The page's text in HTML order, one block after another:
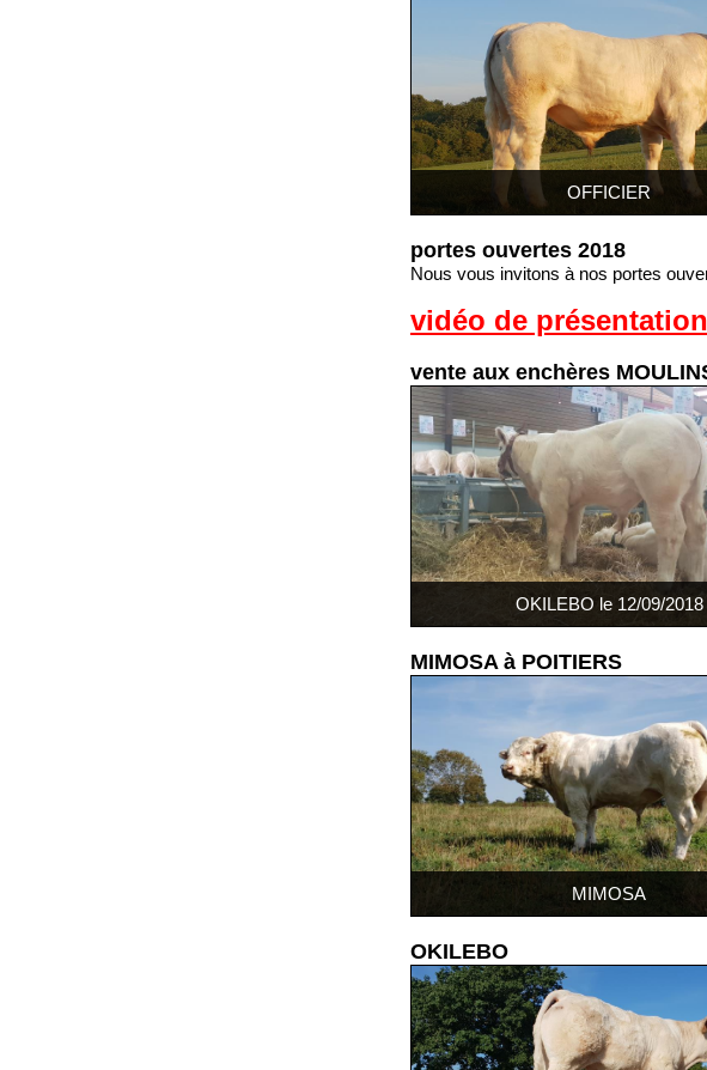
OFFICIER
portes ouvertes 2018
Nous vous invitons à nos portes
vidéo de
vente aux enchères
OKILEBO le 12/09/2018
MIMOSA à POITIERS
MIMOSA
OKILEBO